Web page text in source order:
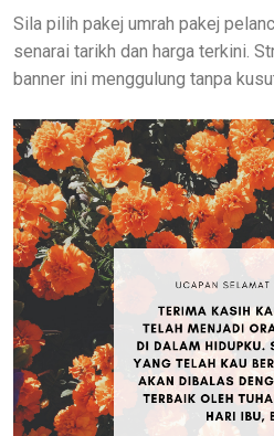
Sila pilih pakej umrah pakej
senarai tarikh dan harga terkini.
banner ini menggulung tanpa